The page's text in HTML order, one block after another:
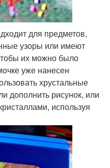
для предметов,
узоры или имеют
их можно было
уже нанесен
хрустальные
дополнить рисунок, или
используя